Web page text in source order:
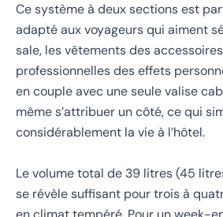
Ce système à deux sections est
adapté aux voyageurs qui aiment
sale, les vêtements des
professionnelles des effets
en couple avec une seule valise
même s’attribuer un côté, ce qui
considérablement la vie à l’hôtel.
Le volume total de 39 litres (45
se révèle suffisant pour trois à